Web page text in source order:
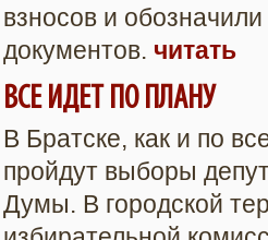
взносов и
документов. читать
ВСЕ ИДЕТ ПО ПЛАНУ
В Братске, как и по
пройдут выборы
Думы. В городской